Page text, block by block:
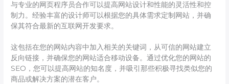
与专业的网页程序员合作可以提高网站设计和性能的灵活性和控
制力。经验丰富的设计师可以根据您的具体需求定制网站，并确
保其符合最新的互联网开发要求。
这包括在您的网站内容中加入相关的关键词，从可信的网站建立
反向链接，并确保您的网站适合移动设备。通过优化您的网站的
SEO，您可以提高网站的知名度，并吸引那些积极寻找类似您的
商品或解决方案的潜在客户。